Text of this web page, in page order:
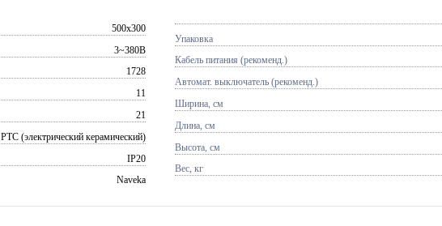
500x300
3~380В
1728
11
21
PTC (электрический керамический)
IP20
Naveka
Упаковка
Кабель питания (рекоменд.)
Автомат. выключатель (рекоменд.)
Ширина, см
Длина, см
Высота, см
Вес, кг